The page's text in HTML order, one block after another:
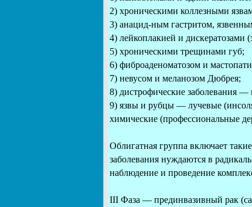
2) хроническими коллезными
3) анацид-ным гастритом,
4) лейкоплакией и дискератозами
5) хроническими трещинами губ;
6) фиброаденоматозом и
7) невусом и меланозом Дюбрея;
8) дистрофические заболевания —
9) язвы и рубцы — лучевые
химические (профессиональные
Облигатная группа включает
заболевания нуждаются в
наблюдение и проведение
III Фаза — прединвазивный рак